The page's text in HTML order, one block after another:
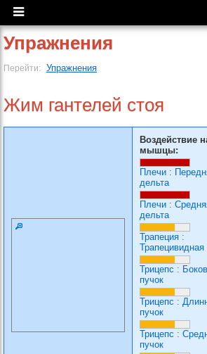
Упражнения
Перейти: Упражнения
Жим гантелей стоя
Воздействие
мышцы:
Плечи :
дельта
Плечи :
дельта
Трапеция :
Трапецивидная
Трицепс :
пучок
Трицепс :
пучок
Трицепс :
пучок